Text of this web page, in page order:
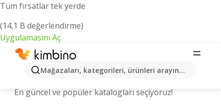
Tüm fırsatlar tek yerde
(14,1 B değerlendirme)
Uygulamasını Aç
Mağazaları, kategorileri, ürünleri arayın...
Menemen şehrinde kataloglar ve
En güncel ve popüler katalogları seçiyoruz!